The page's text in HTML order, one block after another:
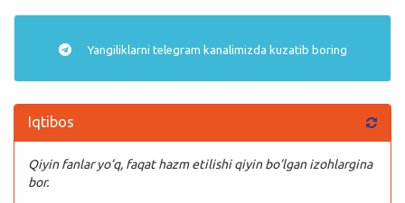
Yangiliklarni telegram kanalimizda kuzatib boring
Iqtibos
Qiyin fanlar yo’q, faqat hazm etilishi qiyin bo’lgan izohlargina
bor.